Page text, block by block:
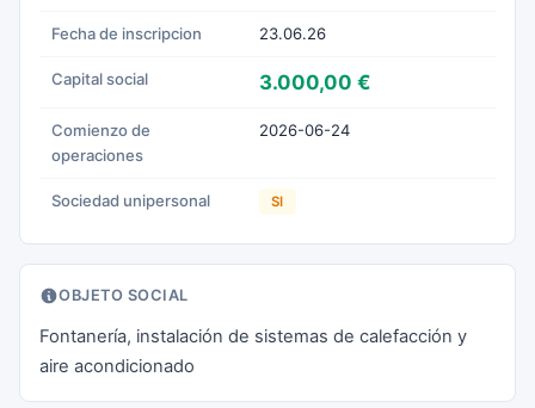
Fecha de inscripcion 23.06.26
Capital social 3.000,00 €
Comienzo de
operaciones
2026-06-24
Sociedad unipersonal SI
OBJETO SOCIAL
Fontanería, instalación de sistemas de calefacción y
aire acondicionado